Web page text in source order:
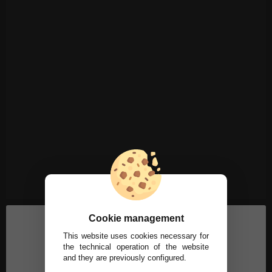
Cookie management
This website uses cookies necessary for
the technical operation of the website
and they are previously configured.